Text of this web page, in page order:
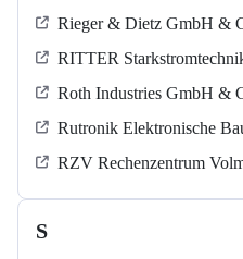
Rieger & Dietz GmbH &
RITTER
Roth Industries GmbH &
Rutronik Elektronische
RZV Rechenzentrum
S